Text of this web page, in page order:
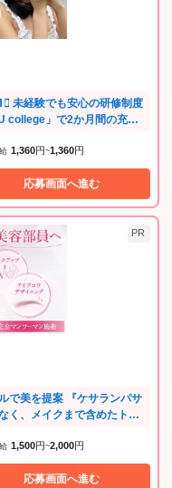
college」で2か月間の充実
担◎ 【ネイリスト】 約2
す♡ 【アイリスト】 まつ
きやすい環境
は一切なし♪ 有休10日間あ
長く働ける環境です！ 3⃣
て高歩合や各種手当も充
い抜群♪ スキルアップしな
れている人気サロンです♪
積みながら成長できる環境
ます♡
1,360円~1,360円
応募画面へ進む
PR
で美を提案 『ケサランパサ
く、メイクまで含めたトー
しいナチュラルな美しさ」
け合わせたこのスタイル
美しさ」ではなく、一人ひ
1,500円~2,000円
応募画面へ進む